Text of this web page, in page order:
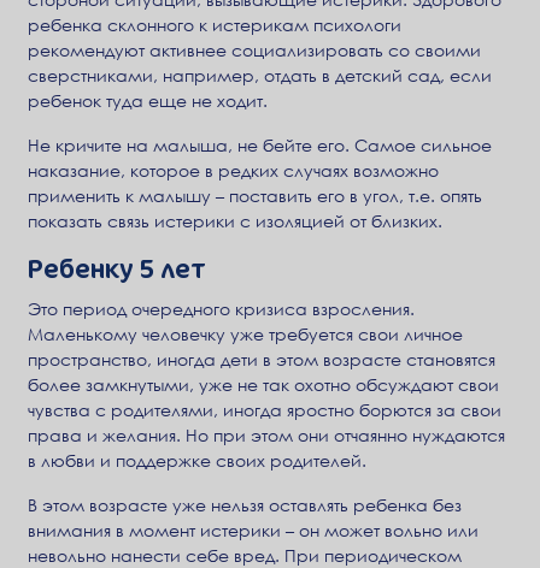
ребенка склонного к истерикам психологи
рекомендуют активнее социализировать со своими
сверстниками, например, отдать в детский сад, если
ребенок туда еще не ходит.
Не кричите на малыша, не бейте его. Самое сильное
наказание, которое в редких случаях возможно
применить к малышу – поставить его в угол, т.е. опять
показать связь истерики с изоляцией от близких.
Ребенку 5 лет
Это период очередного кризиса взросления.
Маленькому человечку уже требуется свои личное
пространство, иногда дети в этом возрасте становятся
более замкнутыми, уже не так охотно обсуждают свои
чувства с родителями, иногда яростно борются за свои
права и желания. Но при этом они отчаянно нуждаются
в любви и поддержке своих родителей.
В этом возрасте уже нельзя оставлять ребенка без
внимания в момент истерики – он может вольно или
невольно нанести себе вред. При периодическом